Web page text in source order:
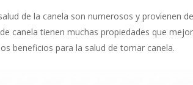
de la canela son numerosos y provienen
canela tienen muchas propiedades que
beneficios para la salud de tomar canela.